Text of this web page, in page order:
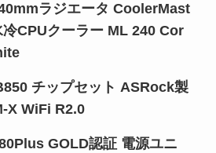
ラジエータ CoolerMast
CPUクーラー ML 240 Cor
チップセット ASRock製
X WiFi R2.0
GOLD認証 電源ユニ